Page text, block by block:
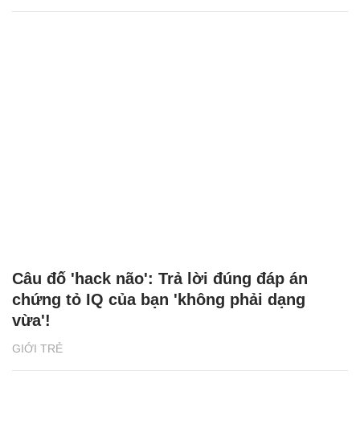
GIỚI TRẺ
Câu đố 'hack não': Trả lời đúng đáp án
chứng tỏ IQ của bạn 'không phải dạng
vừa'!